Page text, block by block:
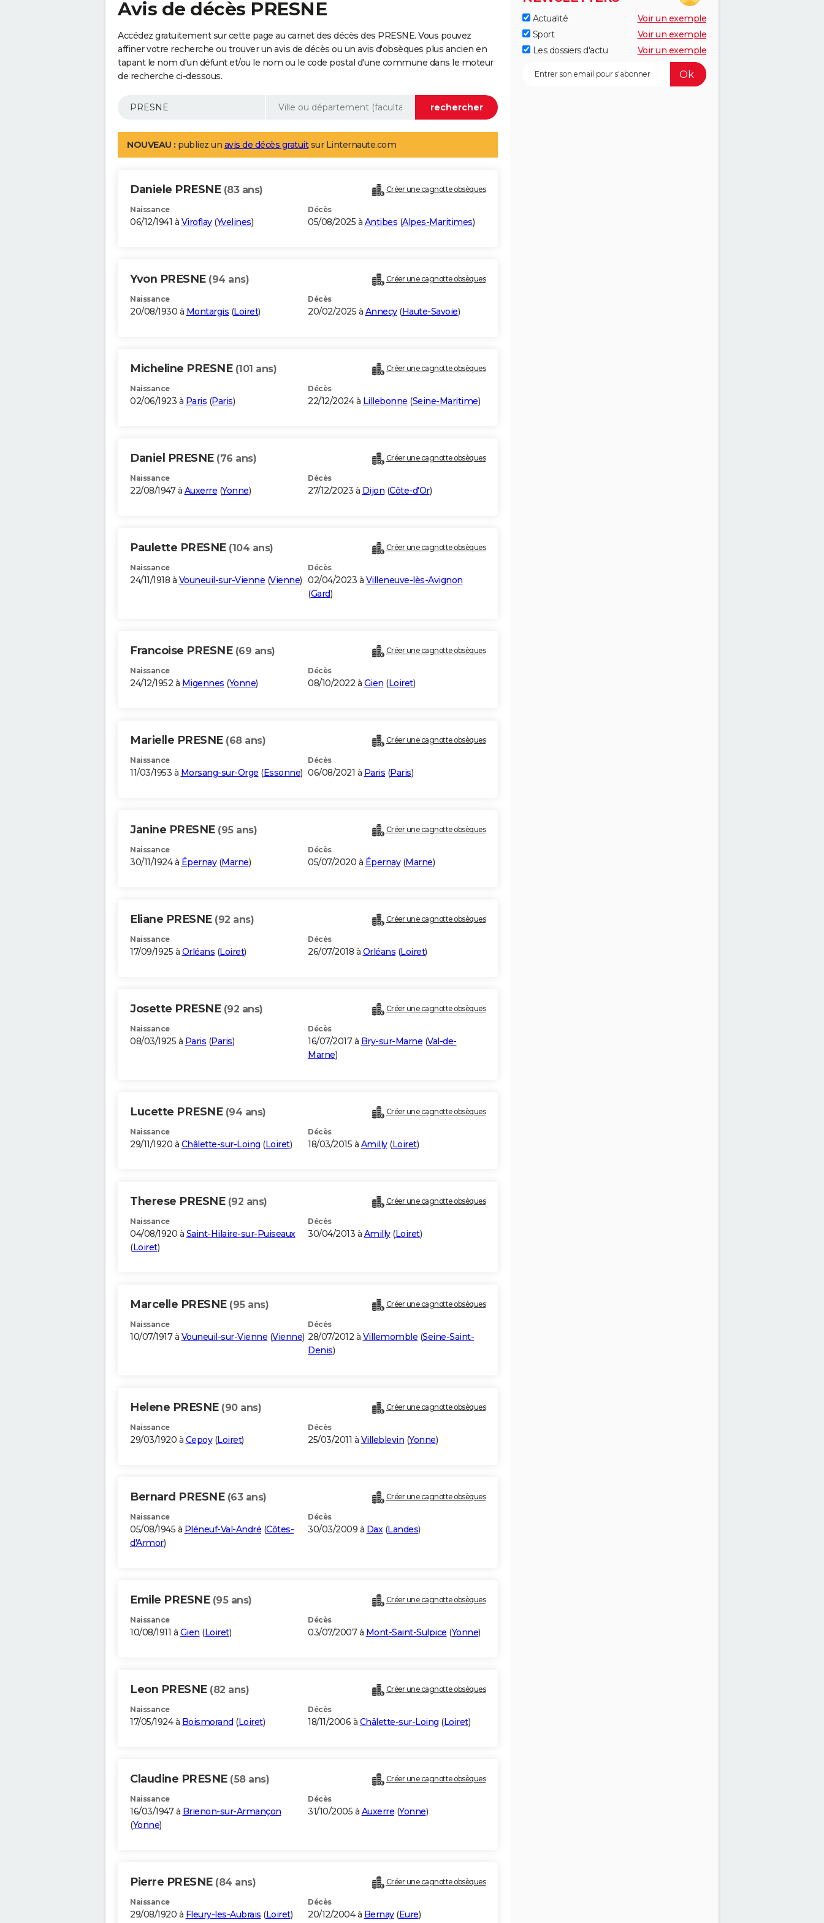
Avis de décès PRESNE
Accédez gratuitement sur cette page au carnet des décès des PRESNE. Vous pouvez
affiner votre recherche ou trouver un avis de décès ou un avis d'obsèques plus ancien en
tapant le nom d'un défunt et/ou le nom ou le code postal d'une commune dans le moteur
de recherche ci-dessous.
NOUVEAU : publiez un avis de décès gratuitsur Linternaute.com
Daniele PRESNE (83 ans) Créer une cagnotte obsèques
Naissance
06/12/1941 à Viroflay(Yvelines)
Décès
05/08/2025 à Antibes (Alpes-Maritimes)
Yvon PRESNE (94 ans) Créer une cagnotte obsèques
Naissance
20/08/1930 à Montargis (Loiret)
Décès
20/02/2025 à Annecy(Haute-Savoie)
Micheline PRESNE (101 ans) Créer une cagnotte obsèques
Naissance
02/06/1923 à Paris (Paris)
Décès
22/12/2024 à Lillebonne (Seine-Maritime)
Daniel PRESNE (76 ans) Créer une cagnotte obsèques
Naissance
22/08/1947 à Auxerre (Yonne)
Décès
27/12/2023 à Dijon (Côte-d'Or)
Paulette PRESNE (104 ans) Créer une cagnotte obsèques
Naissance
24/11/1918 à Vouneuil-sur-Vienne (Vienne)
Décès
02/04/2023 à Villeneuve-lès-Avignon
(Gard)
Francoise PRESNE (69 ans) Créer une cagnotte obsèques
Naissance
24/12/1952 à Migennes (Yonne)
Décès
08/10/2022 à Gien (Loiret)
Marielle PRESNE (68 ans) Créer une cagnotte obsèques
Naissance
11/03/1953 à Morsang-sur-Orge (Essonne)
Décès
06/08/2021 à Paris (Paris)
Janine PRESNE (95 ans) Créer une cagnotte obsèques
Naissance
30/11/1924 à Épernay(Marne)
Décès
05/07/2020 à Épernay(Marne)
Eliane PRESNE (92 ans) Créer une cagnotte obsèques
Naissance
17/09/1925 à Orléans (Loiret)
Décès
26/07/2018 à Orléans (Loiret)
Josette PRESNE (92 ans) Créer une cagnotte obsèques
Naissance
08/03/1925 à Paris (Paris)
Décès
16/07/2017 à Bry-sur-Marne (Val-de-
Marne)
Lucette PRESNE (94 ans) Créer une cagnotte obsèques
Naissance
29/11/1920 à Châlette-sur-Loing (Loiret)
Décès
18/03/2015 à Amilly(Loiret)
Therese PRESNE (92 ans) Créer une cagnotte obsèques
Naissance
04/08/1920 à Saint-Hilaire-sur-Puiseaux
(Loiret)
Décès
30/04/2013 à Amilly(Loiret)
Marcelle PRESNE (95 ans) Créer une cagnotte obsèques
Naissance
10/07/1917 à Vouneuil-sur-Vienne (Vienne)
Décès
28/07/2012 à Villemomble (Seine-Saint-
Denis)
Helene PRESNE (90 ans) Créer une cagnotte obsèques
Naissance
29/03/1920 à Cepoy(Loiret)
Décès
25/03/2011 à Villeblevin (Yonne)
Bernard PRESNE (63 ans) Créer une cagnotte obsèques
Naissance
05/08/1945 à Pléneuf-Val-André (Côtes-
d'Armor)
Décès
30/03/2009 à Dax(Landes)
Emile PRESNE (95 ans) Créer une cagnotte obsèques
Naissance
10/08/1911 à Gien (Loiret)
Décès
03/07/2007 à Mont-Saint-Sulpice (Yonne)
Leon PRESNE (82 ans) Créer une cagnotte obsèques
Naissance
17/05/1924 à Boismorand (Loiret)
Décès
18/11/2006 à Châlette-sur-Loing (Loiret)
Claudine PRESNE (58 ans) Créer une cagnotte obsèques
Naissance
16/03/1947 à Brienon-sur-Armançon
(Yonne)
Décès
31/10/2005 à Auxerre (Yonne)
Pierre PRESNE (84 ans) Créer une cagnotte obsèques
Naissance
29/08/1920 à Fleury-les-Aubrais (Loiret)
Décès
20/12/2004 à Bernay(Eure)
Actualité
Voir un exemple
Sport
Voir un exemple
Les dossiers d'actu
Voir un exemple